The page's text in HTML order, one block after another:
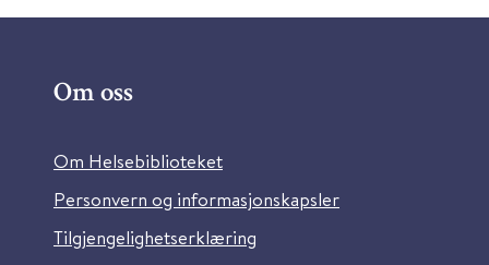
Om oss
Om Helsebiblioteket
Personvern og informasjonskapsler
Tilgjengelighetserklæring